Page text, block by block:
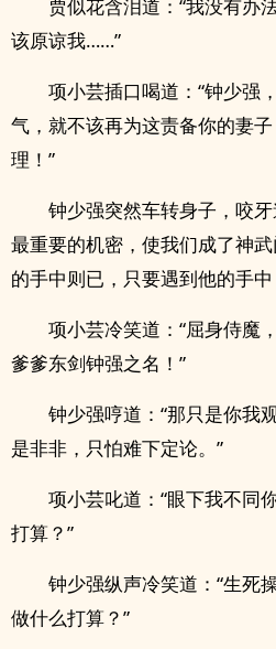
贾似花含泪道：“我没有办
该原谅我……”
项小芸插口喝道：“钟少强
气，就不该再为这责备你的妻
理！”
钟少强突然车转身子，咬
最重要的机密，使我们成了神
的手中则已，只要遇到他的手
项小芸冷笑道：“屈身侍魔
爹爹东剑钟强之名！”
钟少强哼道：“那只是你我
是非非，只怕难下定论。”
项小芸叱道：“眼下我不同
打算？”
钟少强纵声冷笑道：“生死
做什么打算？”